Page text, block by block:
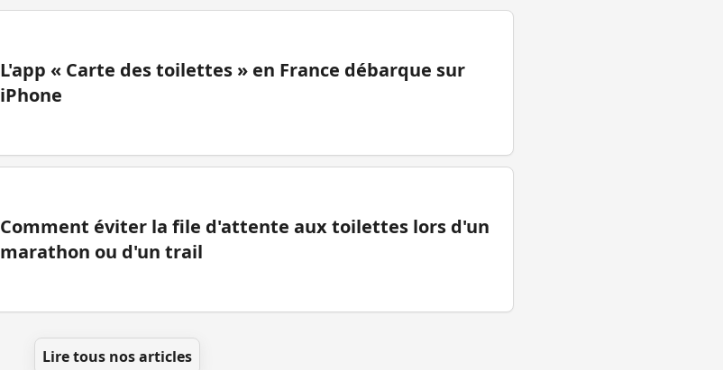
L'app « Carte des toilettes » en France débarque sur
iPhone
Comment éviter la file d'attente aux toilettes lors d'un
marathon ou d'un trail
Lire tous nos articles